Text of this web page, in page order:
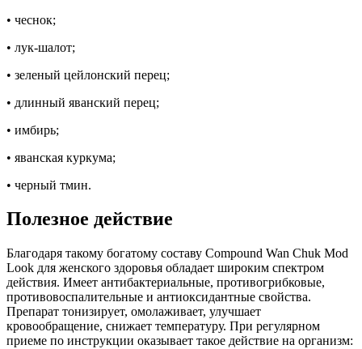
• чеснок;
• лук-шалот;
• зеленый цейлонский перец;
• длинный яванский перец;
• имбирь;
• яванская куркума;
• черный тмин.
Полезное действие
Благодаря такому богатому составу Compound Wan Chuk Mod
Look для женского здоровья обладает широким спектром
действия. Имеет антибактериальные, противогрибковые,
противовоспалительные и антиоксидантные свойства.
Препарат тонизирует, омолаживает, улучшает
кровообращение, снижает температуру. При регулярном
приеме по инструкции оказывает такое действие на организм: